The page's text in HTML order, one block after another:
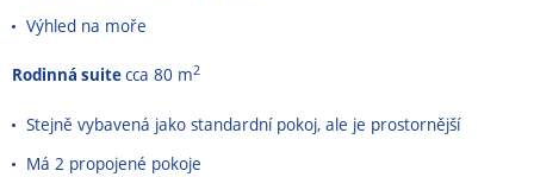
Výhled na moře
Rodinná suitecca 80 m2
Stejně vybavená jako standardní pokoj, ale je prostornější
Má 2 propojené pokoje